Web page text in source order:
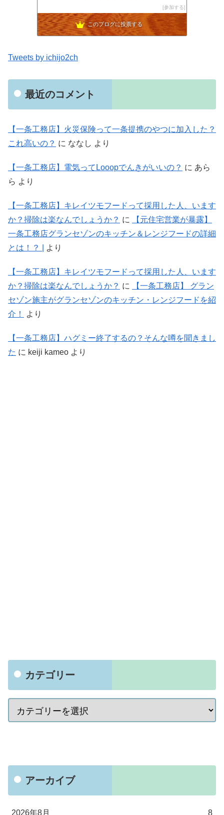
わたしの家づくり│ハウスメーカーで注文住宅を建てよう
15位 わかまっちょのおうち
参加する
このブログに投票する
Tweets by ichijo2ch
最近のコメント
【一条工務店】火災保険って一条提携のやつに加入した？
これ高いの？ に ななし より
【一条工務店】電気ってLooopでんきがいいの？ に あら
ら より
【一条工務店】キレイツモフードって採用した人、います
か？掃除は楽なんでしょうか？ に
【元住宅営業が暴露】
一条工務店グランセゾンのキッチン＆レンジフードの詳細
とは！？ |
より
【一条工務店】キレイツモフードって採用した人、います
か？掃除は楽なんでしょうか？ に
【一条工務店】 グラン
セゾン施主がグランセゾンのキッチン・レンジフードを紹
介！
より
【一条工務店】ハグミー終了するの？そんな噂を聞きまし
た に keiji kameo より
カテゴリー
アーカイブ
2026年8月 8